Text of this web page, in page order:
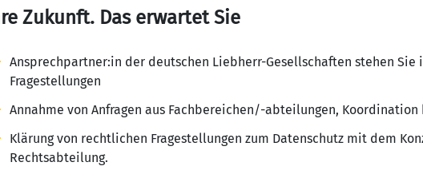
Zukunft. Das erwartet Sie
Ansprechpartner:in der deutschen Liebherr-Gesellschaften stehen
Fragestellungen
Annahme von Anfragen aus Fachbereichen/-abteilungen,
Klärung von rechtlichen Fragestellungen zum Datenschutz mit dem
Rechtsabteilung.